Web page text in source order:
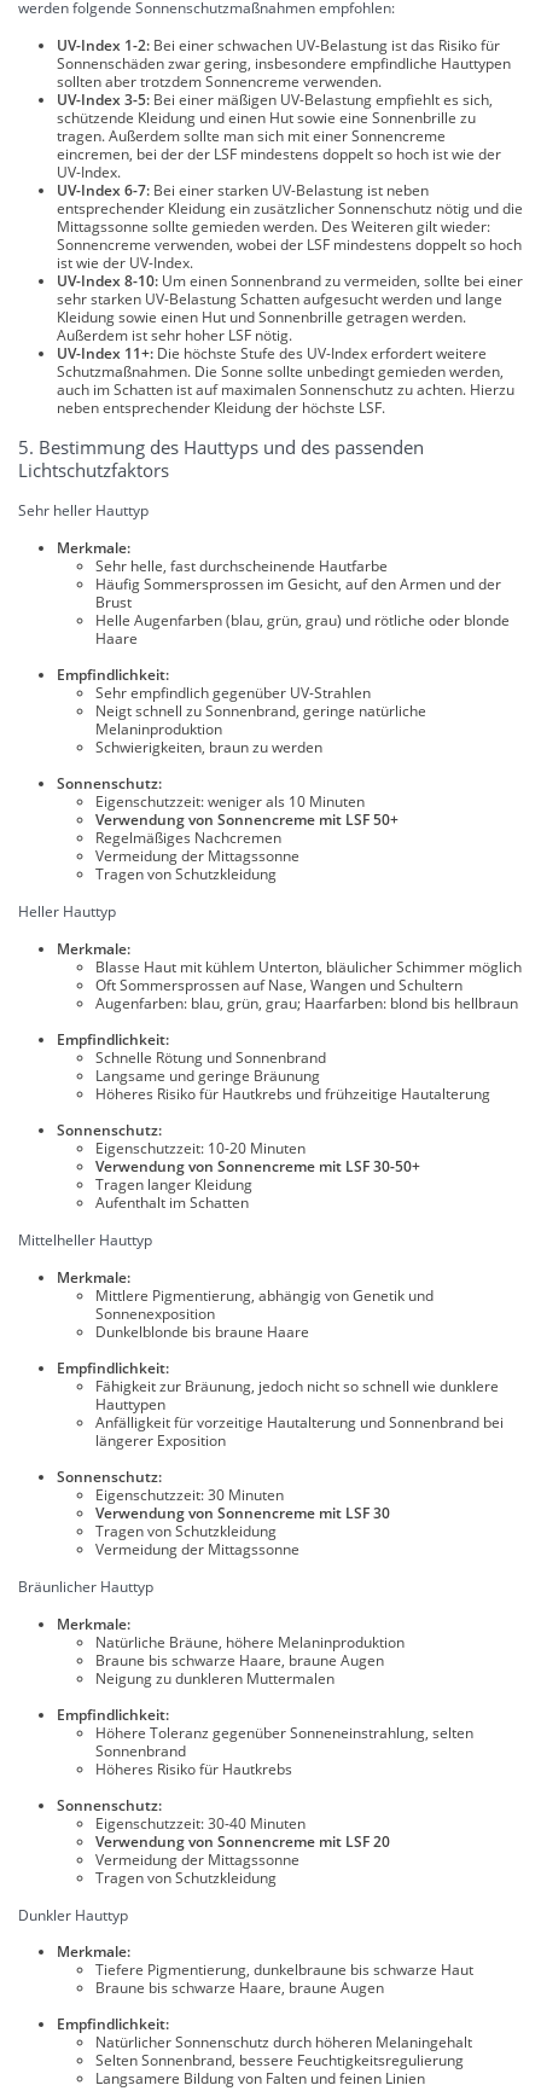
werden folgende Sonnenschutzmaßnahmen empfohlen:
UV-Index 1-2: Bei einer schwachen UV-Belastung ist das Risiko für
Sonnenschäden zwar gering, insbesondere empfindliche Hauttypen
sollten aber trotzdem Sonnencreme verwenden.
UV-Index 3-5: Bei einer mäßigen UV-Belastung empfiehlt es sich,
schützende Kleidung und einen Hut sowie eine Sonnenbrille zu
tragen. Außerdem sollte man sich mit einer Sonnencreme
eincremen, bei der der LSF mindestens doppelt so hoch ist wie der
UV-Index.
UV-Index 6-7: Bei einer starken UV-Belastung ist neben
entsprechender Kleidung ein zusätzlicher Sonnenschutz nötig und die
Mittagssonne sollte gemieden werden. Des Weiteren gilt wieder:
Sonnencreme verwenden, wobei der LSF mindestens doppelt so hoch
ist wie der UV-Index.
UV-Index 8-10: Um einen Sonnenbrand zu vermeiden, sollte bei einer
sehr starken UV-Belastung Schatten aufgesucht werden und lange
Kleidung sowie einen Hut und Sonnenbrille getragen werden.
Außerdem ist sehr hoher LSF nötig.
UV-Index 11+: Die höchste Stufe des UV-Index erfordert weitere
Schutzmaßnahmen. Die Sonne sollte unbedingt gemieden werden,
auch im Schatten ist auf maximalen Sonnenschutz zu achten. Hierzu
neben entsprechender Kleidung der höchste LSF.
5. Bestimmung des Hauttyps und des passenden
Lichtschutzfaktors
Sehr heller Hauttyp
Merkmale:
Sehr helle, fast durchscheinende Hautfarbe
Häufig Sommersprossen im Gesicht, auf den Armen und der
Brust
Helle Augenfarben (blau, grün, grau) und rötliche oder blonde
Haare
Empfindlichkeit:
Sehr empfindlich gegenüber UV-Strahlen
Neigt schnell zu Sonnenbrand, geringe natürliche
Melaninproduktion
Schwierigkeiten, braun zu werden
Sonnenschutz:
Eigenschutzzeit: weniger als 10 Minuten
Verwendung von Sonnencreme mit LSF 50+
Regelmäßiges Nachcremen
Vermeidung der Mittagssonne
Tragen von Schutzkleidung
Heller Hauttyp
Merkmale:
Blasse Haut mit kühlem Unterton, bläulicher Schimmer möglich
Oft Sommersprossen auf Nase, Wangen und Schultern
Augenfarben: blau, grün, grau; Haarfarben: blond bis hellbraun
Empfindlichkeit:
Schnelle Rötung und Sonnenbrand
Langsame und geringe Bräunung
Höheres Risiko für Hautkrebs und frühzeitige Hautalterung
Sonnenschutz:
Eigenschutzzeit: 10-20 Minuten
Verwendung von Sonnencreme mit LSF 30-50+
Tragen langer Kleidung
Aufenthalt im Schatten
Mittelheller Hauttyp
Merkmale:
Mittlere Pigmentierung, abhängig von Genetik und
Sonnenexposition
Dunkelblonde bis braune Haare
Empfindlichkeit:
Fähigkeit zur Bräunung, jedoch nicht so schnell wie dunklere
Hauttypen
Anfälligkeit für vorzeitige Hautalterung und Sonnenbrand bei
längerer Exposition
Sonnenschutz:
Eigenschutzzeit: 30 Minuten
Verwendung von Sonnencreme mit LSF 30
Tragen von Schutzkleidung
Vermeidung der Mittagssonne
Bräunlicher Hauttyp
Merkmale:
Natürliche Bräune, höhere Melaninproduktion
Braune bis schwarze Haare, braune Augen
Neigung zu dunkleren Muttermalen
Empfindlichkeit:
Höhere Toleranz gegenüber Sonneneinstrahlung, selten
Sonnenbrand
Höheres Risiko für Hautkrebs
Sonnenschutz:
Eigenschutzzeit: 30-40 Minuten
Verwendung von Sonnencreme mit LSF 20
Vermeidung der Mittagssonne
Tragen von Schutzkleidung
Dunkler Hauttyp
Merkmale:
Tiefere Pigmentierung, dunkelbraune bis schwarze Haut
Braune bis schwarze Haare, braune Augen
Empfindlichkeit:
Natürlicher Sonnenschutz durch höheren Melaningehalt
Selten Sonnenbrand, bessere Feuchtigkeitsregulierung
Langsamere Bildung von Falten und feinen Linien